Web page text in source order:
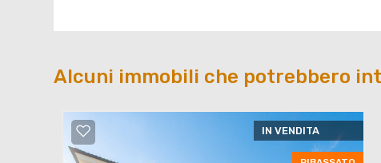
Alcuni immobili che potrebbero
IN VENDITA